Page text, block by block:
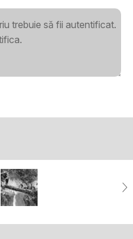
trebuie să fii autentificat.